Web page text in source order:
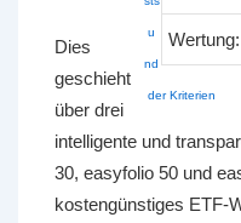
Wertung:
u
nd
der Kriterien
Dies
geschieht
über drei
intelligente und
30, easyfolio 50 und
kostengünstiges ETF-